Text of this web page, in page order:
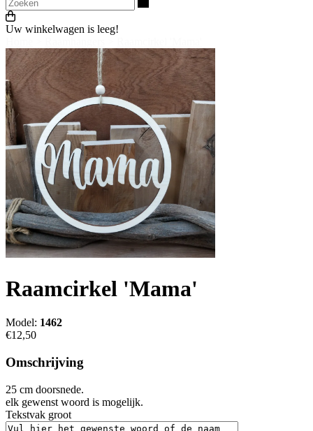
Uw winkelwagen is leeg!
Raamcirkel 'Mama'
Model: 1462
€12,50
Omschrijving
25 cm doorsnede.
elk gewenst woord is mogelijk.
Tekstvak groot